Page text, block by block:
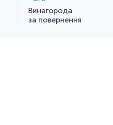
Винагорода
за повернення